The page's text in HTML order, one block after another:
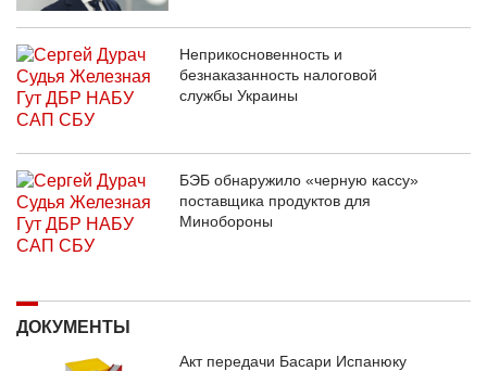
Неприкосновенность и
безнаказанность налоговой
службы Украины
БЭБ обнаружило «черную кассу»
поставщика продуктов для
Минобороны
ДОКУМЕНТЫ
Акт передачи Басари Испанюку